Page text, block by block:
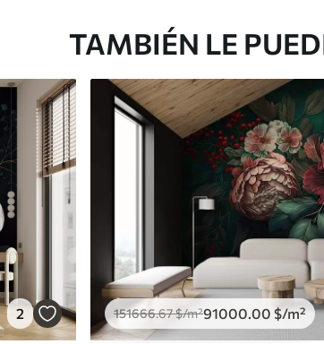
TAMBIÉN LE
2 151666.67$/m²91000.00 $/m²